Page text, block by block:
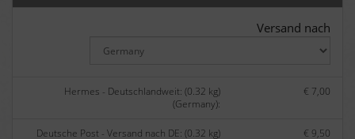
Versand nach
Hermes - Deutschlandweit: (0.32 kg)
(Germany):
€ 7,00
Deutsche Post - Versand nach DE: (0.32 kg)
€ 9,50